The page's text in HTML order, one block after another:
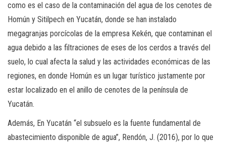
como es el caso de la contaminación del agua de los cenotes de
Homún y Sitilpech en Yucatán, donde se han instalado
megagranjas porcícolas de la empresa Kekén, que contaminan el
agua debido a las filtraciones de eses de los cerdos a través del
suelo, lo cual afecta la salud y las actividades económicas de las
regiones, en donde Homún es un lugar turístico justamente por
estar localizado en el anillo de cenotes de la península de
Yucatán.
Además, En Yucatán “el subsuelo es la fuente fundamental de
abastecimiento disponible de agua”, Rendón, J. (2016), por lo que